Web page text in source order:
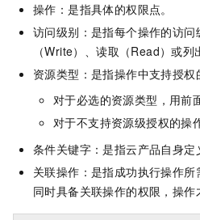
操作：是指具体的权限点。
访问级别：是指每个操作的访问
（Write）、读取（Read）或列
资源类型：是指操作中支持授权
对于必选的资源类型，用前
对于不支持资源级授权的操
条件关键字：是指云产品自身定
关联操作：是指成功执行操作
同时具备关联操作的权限，操作